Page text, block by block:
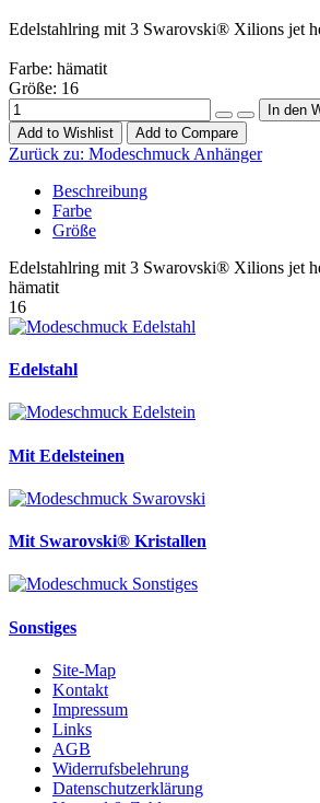
Edelstahlring mit 3 Swarovski® Xilions jet
Farbe: hämatit
Größe: 16
Add to Wishlist Add to Compare
Zurück zu: Modeschmuck Anhänger
Beschreibung
Farbe
Größe
Edelstahlring mit 3 Swarovski® Xilions jet
hämatit
16
Edelstahl
Mit Edelsteinen
Mit Swarovski® Kristallen
Sonstiges
Site-Map
Kontakt
Impressum
Links
AGB
Widerrufsbelehrung
Datenschutzerklärung